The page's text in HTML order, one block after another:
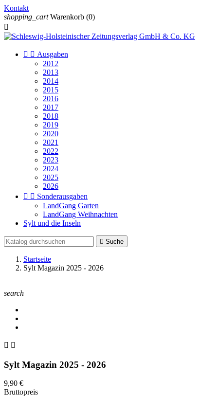
Kontakt
shopping_cart Warenkorb (0)

  Ausgaben
2012
2013
2014
2015
2016
2017
2018
2019
2020
2021
2022
2023
2024
2025
2026
  Sonderausgaben
LandGang Garten
LandGang Weihnachten
Sylt und die Inseln
 Suche
Startseite
Sylt Magazin 2025 - 2026
search
 
Sylt Magazin 2025 - 2026
9,90 €
Bruttopreis